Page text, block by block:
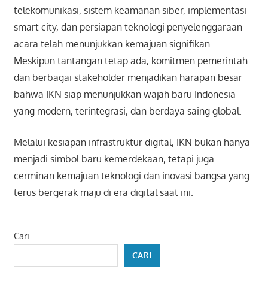
telekomunikasi, sistem keamanan siber, implementasi
smart city, dan persiapan teknologi penyelenggaraan
acara telah menunjukkan kemajuan signifikan.
Meskipun tantangan tetap ada, komitmen pemerintah
dan berbagai stakeholder menjadikan harapan besar
bahwa IKN siap menunjukkan wajah baru Indonesia
yang modern, terintegrasi, dan berdaya saing global.
Melalui kesiapan infrastruktur digital, IKN bukan hanya
menjadi simbol baru kemerdekaan, tetapi juga
cerminan kemajuan teknologi dan inovasi bangsa yang
terus bergerak maju di era digital saat ini.
Cari
CARI